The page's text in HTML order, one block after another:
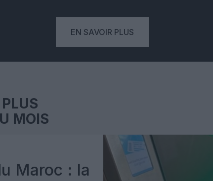
EN SAVOIR PLUS
MOIS
Maroc : la